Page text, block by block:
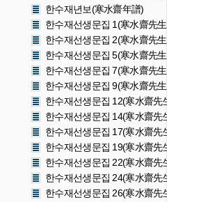
한수재년보(寒水齋年譜)
한수재선생문집 1(寒水齋先生文集 1)
한수재선생문집 2(寒水齋先生文集 2)
한수재선생문집 5(寒水齋先生文集 5)
한수재선생문집 7(寒水齋先生文集 7)
한수재선생문집 9(寒水齋先生文集 9)
한수재선생문집 12(寒水齋先生文集 12)
한수재선생문집 14(寒水齋先生文集 14)
한수재선생문집 17(寒水齋先生文集 17)
한수재선생문집 19(寒水齋先生文集 19)
한수재선생문집 22(寒水齋先生文集 22)
한수재선생문집 24(寒水齋先生文集 24)
한수재선생문집 26(寒水齋先生文集 26)